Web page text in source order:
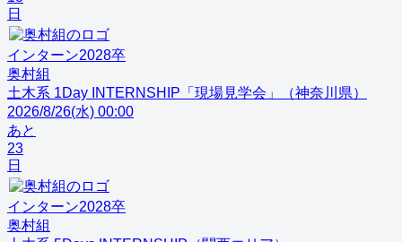
日
インターン2028卒
奥村組
土木系 1Day INTERNSHIP「現場見学会」（神奈川県）
2026/8/26(水) 00:00
あと
23
日
インターン2028卒
奥村組